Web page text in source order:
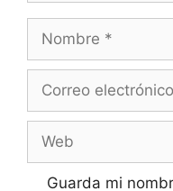
electrónico
Guarda mi